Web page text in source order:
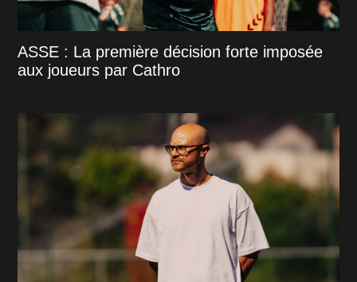
ASSE : La première décision forte imposée
aux joueurs par Cathro